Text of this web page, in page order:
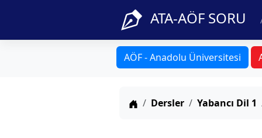
ATA-AÖF SORU
AÖF - Anadolu Üniversitesi
Anasayfa
Dersler Yabancı Dil 1